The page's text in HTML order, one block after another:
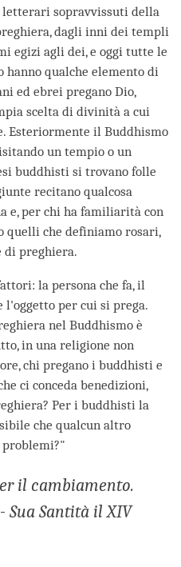
sopravvissuti della
dagli inni dei templi
egizi agli dei, e oggi tutte le
qualche elemento di
ed ebrei pregano Dio,
scelta di divinità a cui
Esteriormente il Buddhismo
un tempio o un
buddhisti si trovano folle
recitano qualcosa
e, per chi ha familiarità con
quelli che definiamo rosari,
di preghiera.
la persona che fa, il
per cui si prega.
nel Buddhismo è
in una religione non
chi pregano i buddhisti e
ci conceda benedizioni,
Per i buddhisti la
che qualcun altro
il cambiamento.
Sua Santità il XIV